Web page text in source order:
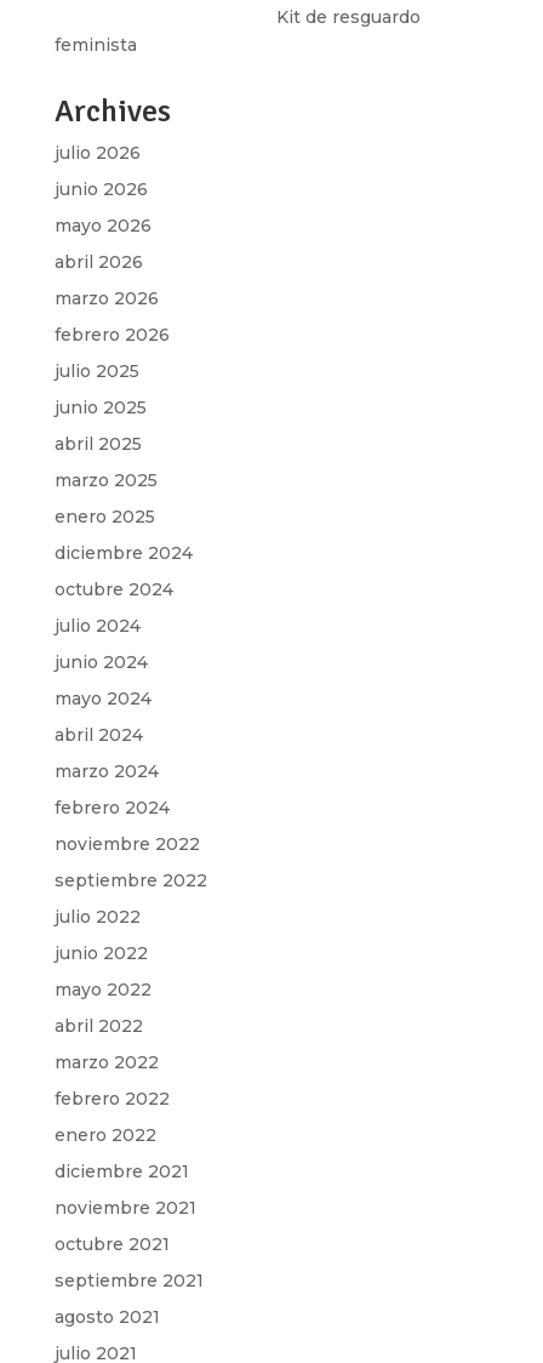
Kit de resguardo
feminista
Archives
julio 2026
junio 2026
mayo 2026
abril 2026
marzo 2026
febrero 2026
julio 2025
junio 2025
abril 2025
marzo 2025
enero 2025
diciembre 2024
octubre 2024
julio 2024
junio 2024
mayo 2024
abril 2024
marzo 2024
febrero 2024
noviembre 2022
septiembre 2022
julio 2022
junio 2022
mayo 2022
abril 2022
marzo 2022
febrero 2022
enero 2022
diciembre 2021
noviembre 2021
octubre 2021
septiembre 2021
agosto 2021
julio 2021